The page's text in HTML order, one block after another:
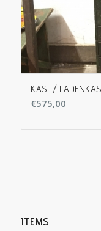
KAST /
€575,00
ITEMS